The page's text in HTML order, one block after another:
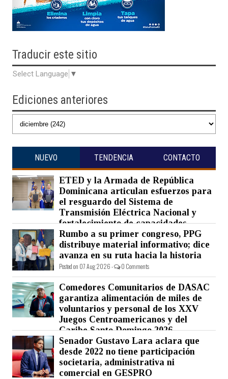
Traducir este sitio
Select Language ▼
Ediciones anteriores
NUEVO TENDENCIA CONTACTO
ETED y la Armada de República
Dominicana articulan esfuerzos para
el resguardo del Sistema de
Transmisión Eléctrica Nacional y
fortalecimiento de capacidades.
Posted on 07 Aug 2026 - 0 Comments
Rumbo a su primer congreso, PPG
distribuye material informativo; dice
avanza en su ruta hacia la historia
Posted on 07 Aug 2026 - 0 Comments
Comedores Comunitarios de DASAC
garantiza alimentación de miles de
voluntarios y personal de los XXV
Juegos Centroamericanos y del
Caribe Santo Domingo 2026
Posted on 07 Aug 2026 - 0 Comments
Senador Gustavo Lara aclara que
desde 2022 no tiene participación
societaria, administrativa ni
comercial en GESPRO